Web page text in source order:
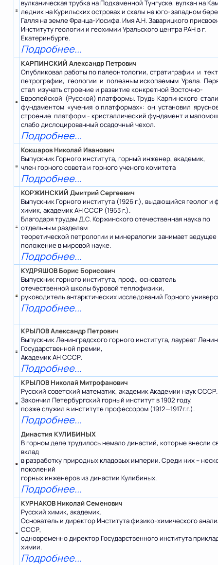
вулканическая трубка на Подкаменной Тунгуске, вулкан на
ледник на Курильских островах и скалы на юго-западном
Галля на земле Франца-Иосифа. Имя А.Н. Заварицкого
Институту геологии и геохимии Уральского центра РАН в г.
Екатеринбурге.
Подробнее...
КАРПИНСКИЙ Александр Петрович
Опубликовал работы по палеонтологии, стратиграфии и
петрографии, геологии и полезным ископаемым Урала.
стал изучать строение и развитие конкретной Восточно-
Европейской (Русской) платформы. Труды Карпинского
фундаментом «учения о платформах»: он установил
строение платформ - кристаллический фундамент и
слабо дислоцированный осадочный чехол.
Подробнее...
Кокшаров Николай Иванович
Выпускник Горного института, горный инженер, академик,
член горного совета и горного ученого комитета
Подробнее...
КОРЖИНСКИЙ Дмитрий Сергеевич
Выпускник Горного института (1926 г.), выдающийся геолог и
химик, академик АН СССР (1953 г.).
Благодаря трудам Д.С. Коржинского отечественная наука по
отдельным разделам
теоретической петрологии и минералогии занимает ведущее
положение в мировой науке.
Подробнее...
КУДРЯШОВ Борис Борисович
Выпускник горного института, проф., основатель
отечественной школы буровой теплофизики,
руководитель антарктических исследований Горного
Подробнее...
КРЫЛОВ Александр Петрович
Выпускник Ленинградского горного института, лауреат
Государственной премии,
Академик АН СССР.
Подробнее...
КРЫЛОВ Николай Митрофанович
Русский советский математик, академик Академии наук СССР.
Закончил Петербургский горный институт в 1902 году,
позже служил в институте профессором (1912—1917г.г.).
Подробнее...
Династия КУЛИБИНЫХ
В горном деле трудилось немало династий, которые внесли
вклад
в разработку природных кладовых империи. Среди них –
поколений
горных инженеров издинастии Кулибиных.
Подробнее...
КУРНАКОВ Николай Семенович
Русский химик, академик.
Основатель и директор Института физико-химического
СССР,
одновременно директор Государственного института
химии.
Подробнее...